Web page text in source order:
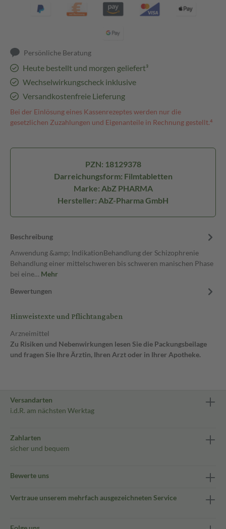
Persönliche Beratung
Heute bestellt und morgen geliefert³
Wechselwirkungscheck inklusive
Versandkostenfreie Lieferung
Bei der Einlösung eines Kassenrezeptes werden nur die
gesetzlichen Zuzahlungen und Eigenanteile in Rechnung gestellt.⁴
PZN: 18129378
Darreichungsform: Filmtabletten
Marke: AbZ PHARMA
Hersteller: AbZ-Pharma GmbH
Beschreibung
Anwendung &amp; IndikationBehandlung der Schizophrenie
Behandlung einer mittelschweren bis schweren manischen Phase
bei eine… Mehr
Bewertungen
Hinweistexte und Pflichtangaben
Arzneimittel
Zu Risiken und Nebenwirkungen lesen Sie die Packungsbeilage
und fragen Sie Ihre Ärztin, Ihren Arzt oder in Ihrer Apotheke.
Versandarten
i.d.R. am nächsten Werktag
Zahlarten
sicher und bequem
Bewerte uns
Vertraue unserem mehrfach ausgezeichneten Service